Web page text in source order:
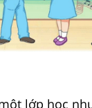
lớp học